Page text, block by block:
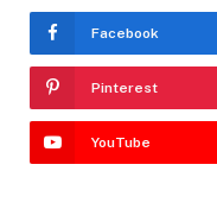
Facebook
Pinterest
YouTube